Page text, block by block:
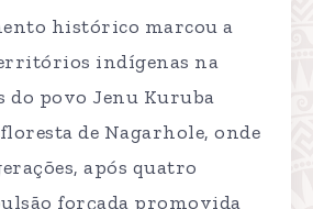
histórico marcou a
indígenas na
do povo Jenu Kuruba
de Nagarhole, onde
após quatro
forçada promovida